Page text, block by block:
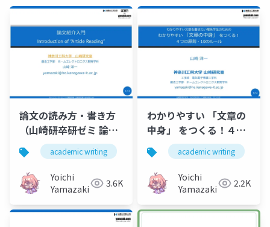
論文の読み方・書き方
（山崎研卒研ゼミ 論文
紹介入門）academic writing technical writing 卒論
Yoichi
Yamazaki
3.6K
わかりやすい 「文章の
中身」 をつくる！４つ
の原則・10のルール
（山崎研卒研ゼミ）
academic writing
Yoichi
Yamazaki
2.2K